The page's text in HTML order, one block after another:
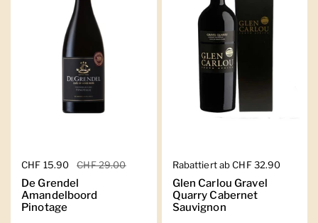
Regulärer Preis
CHF 15.90 Sale-Preis
CHF 29.00
De Grendel
Amandelboord
Pinotage
Regulärer Preis
Rabattiert ab CHF 32.90
Glen Carlou Gravel
Quarry Cabernet
Sauvignon